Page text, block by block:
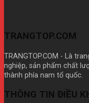
TRANGTOP.COM
TRANGTOP.COM - Là
nghiệp, sản phẩm chất
thành phía nam tổ quốc.
THÔNG TIN ĐIỀU